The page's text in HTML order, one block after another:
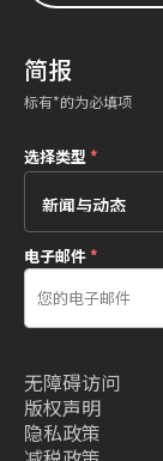
简报
标有*的为必填项
选择类型*
电子邮件*
无障碍访问
版权声明
隐私政策